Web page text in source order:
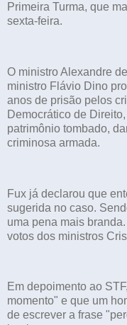
Primeira Turma, que
sexta-feira.
O ministro Alexandre
ministro Flávio Dino
anos de prisão pelos
Democrático de
patrimônio tombado,
criminosa armada.
Fux já declarou que
sugerida no caso.
uma pena mais
votos dos ministros
Em depoimento ao
momento" e que um
de escrever a frase